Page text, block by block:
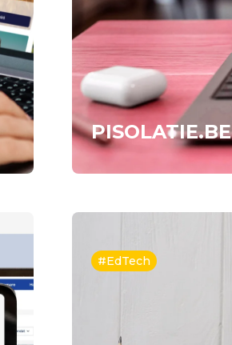
PISOLATIE.BE
#EdTech